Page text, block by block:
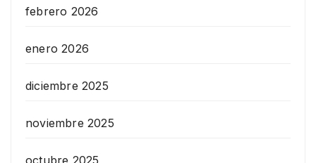
febrero 2026
enero 2026
diciembre 2025
noviembre 2025